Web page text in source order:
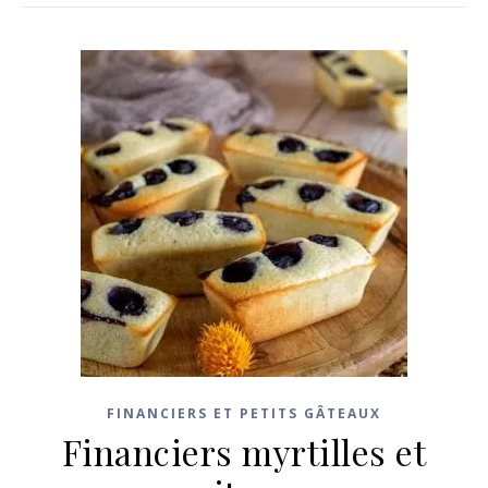
FINANCIERS ET PETITS GÂTEAUX
Financiers myrtilles et